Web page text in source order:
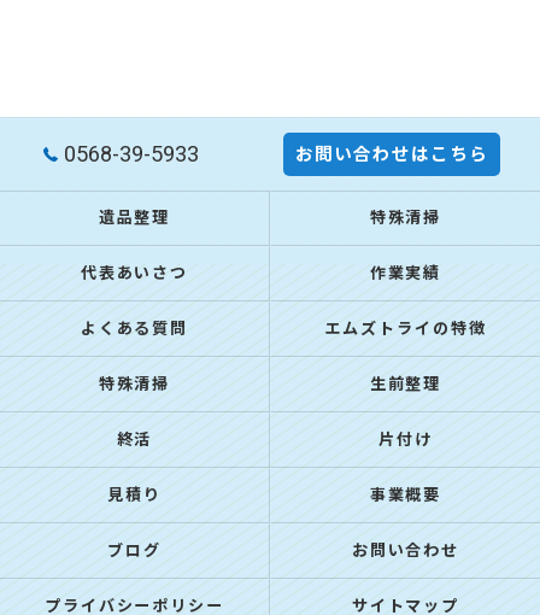
0568-39-5933 お問い合わせはこちら
遺品整理 特殊清掃
代表あいさつ 作業実績
よくある質問 エムズトライの特徴
特殊清掃 生前整理
終活 片付け
見積り 事業概要
ブログ お問い合わせ
プライバシーポリシー サイトマップ